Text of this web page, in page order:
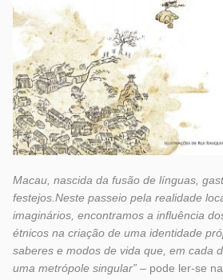
Macau, nascida da fusão de línguas,
festejos.Neste passeio pela realidade
imaginários, encontramos a influência
étnicos na criação de uma identidade
saberes e modos de vida que, em cada
uma metrópole singular” – pode ler-se